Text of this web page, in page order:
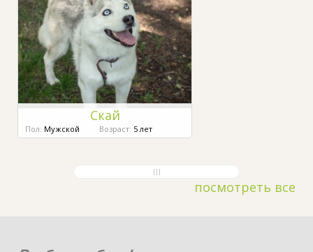
Скай
Пол: Мужской Возраст: 5 лет
посмотреть все